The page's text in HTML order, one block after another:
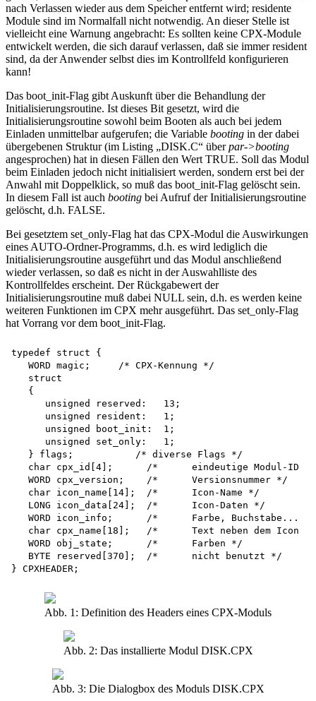
nach Verlassen wieder aus dem Speicher entfernt wird; residente
Module sind im Normalfall nicht notwendig. An dieser Stelle ist
vielleicht eine Warnung angebracht: Es sollten keine CPX-Module
entwickelt werden, die sich darauf verlassen, daß sie immer resident
sind, da der Anwender selbst dies im Kontrollfeld konfigurieren
kann!
Das boot_init-Flag gibt Auskunft über die Behandlung der
Initialisierungsroutine. Ist dieses Bit gesetzt, wird die
Initialisierungsroutine sowohl beim Booten als auch bei jedem
Einladen unmittelbar aufgerufen; die Variable booting in der dabei
übergebenen Struktur (im Listing „DISK.C“ überpar->booting
angesprochen) hat in diesen Fällen den Wert TRUE. Soll das Modul
beim Einladen jedoch nicht initialisiert werden, sondern erst bei der
Anwahl mit Doppelklick, so muß das boot_init-Flag gelöscht sein.
In diesem Fall ist auch booting bei Aufruf der Initialisierungsroutine
gelöscht, d.h. FALSE.
Bei gesetztem set_only-Flag hat das CPX-Modul die Auswirkungen
eines AUTO-Ordner-Programms, d.h. es wird lediglich die
Initialisierungsroutine ausgeführt und das Modul anschließend
wieder verlassen, so daß es nicht in der Auswahlliste des
Kontrollfeldes erscheint. Der Rückgabewert der
Initialisierungsroutine muß dabei NULL sein, d.h. es werden keine
weiteren Funktionen im CPX mehr ausgeführt. Das set_only-Flag
hat Vorrang vor dem boot_init-Flag.
typedef struct {
   WORD magic;	   /* CPX-Kennung */
   struct
   {
      unsigned reserved:   13;
      unsigned resident:   1;
      unsigned boot_init:  1;
      unsigned set_only:   1;
   } flags;	      /* diverse Flags */
   char cpx_id[4];	/*	eindeutige Modul-ID	*/
   WORD cpx_version;	/*	Versionsnummer */
   char icon_name[14];	/*	Icon-Name */
   LONG icon_data[24];	/*	Icon-Daten */
   WORD icon_info;	/*	Farbe, Buchstabe...	*/
   char cpx_name[18];	/*	Text neben dem Icon	*/
   WORD obj_state;	/*	Farben */
   BYTE reserved[370];	/*	nicht benutzt */
Abb. 1: Definition des Headers eines CPX-Moduls
Abb. 2: Das installierte Modul DISK.CPX
Abb. 3: Die Dialogbox des Moduls DISK.CPX